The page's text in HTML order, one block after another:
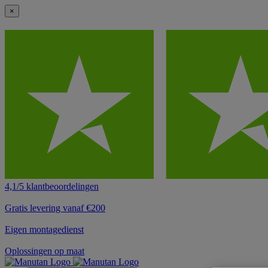
×
4,1/5 klantbeoordelingen
Gratis levering vanaf €200
Eigen montagedienst
Oplossingen op maat